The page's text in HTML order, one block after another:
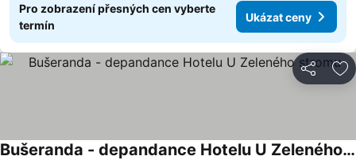
Pro zobrazení přesných cen vyberte
termín
Ukázat ceny
Sdílet
Bušeranda - depandance Hotelu U Zeleného stromu